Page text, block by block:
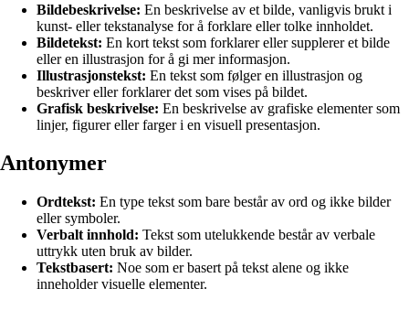
Bildebeskrivelse: En beskrivelse av et bilde, vanligvis brukt i
kunst- eller tekstanalyse for å forklare eller tolke innholdet.
Bildetekst: En kort tekst som forklarer eller supplerer et bilde
eller en illustrasjon for å gi mer informasjon.
Illustrasjonstekst: En tekst som følger en illustrasjon og
beskriver eller forklarer det som vises på bildet.
Grafisk beskrivelse: En beskrivelse av grafiske elementer som
linjer, figurer eller farger i en visuell presentasjon.
Antonymer
Ordtekst: En type tekst som bare består av ord og ikke bilder
eller symboler.
Verbalt innhold: Tekst som utelukkende består av verbale
uttrykk uten bruk av bilder.
Tekstbasert: Noe som er basert på tekst alene og ikke
inneholder visuelle elementer.